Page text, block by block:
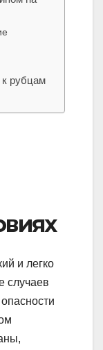
к рубцам
и легко
случаев